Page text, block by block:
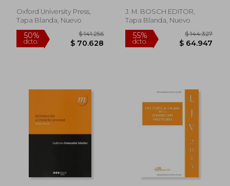
50%
dcto. $ 61.054
50%
dcto. $
Oxford University Press,
Tapa Blanda, Nuevo
J. M. BOSCH EDITOR,
Tapa Blanda, Nuevo